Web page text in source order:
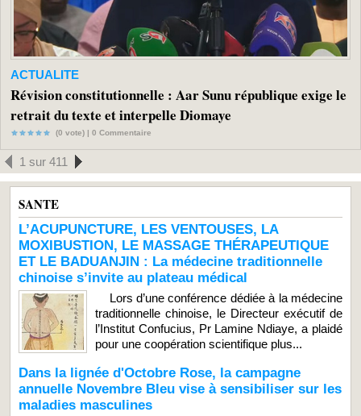
ACTUALITE
Révision constitutionnelle : Aar Sunu république exige le
retrait du texte et interpelle Diomaye
(0 vote) | 0 Commentaire
1 sur 411
SANTE
L’ACUPUNCTURE, LES VENTOUSES, LA
MOXIBUSTION, LE MASSAGE THÉRAPEUTIQUE
ET LE BADUANJIN : La médecine traditionnelle
chinoise s’invite au plateau médical
Lors d’une conférence dédiée à la médecine
traditionnelle chinoise, le Directeur exécutif de
l’Institut Confucius, Pr Lamine Ndiaye, a plaidé
pour une coopération scientifique plus...
Dans la lignée d'Octobre Rose, la campagne
annuelle Novembre Bleu vise à sensibiliser sur les
maladies masculines